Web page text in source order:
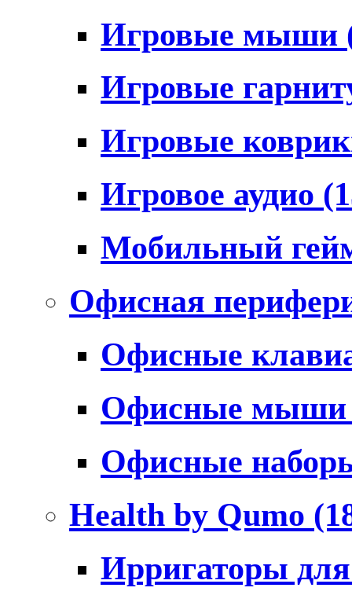
Игровые мыши
Игровые
Игровые
Игровое аудио
Мобильный
Офисная
Офисные
Офисные
Офисные
Health by Qumo
Ирригаторы